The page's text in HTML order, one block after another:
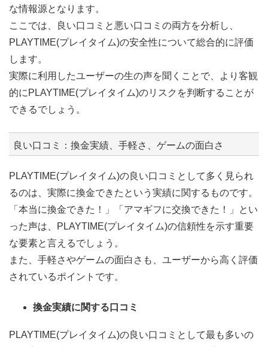
な情報源となります。
ここでは、良い口コミと悪い口コミの両方を分析し、
PLAYTIME(プレイタイム)の安全性について総合的に評価
します。
実際に利用したユーザーの生の声を聞くことで、より客観
的にPLAYTIME(プレイタイム)のリスクを判断することが
できるでしょう。
良い口コミ：換金実績、手軽さ、ゲームの面白さ
PLAYTIME(プレイタイム)の良い口コミとして多く見られ
るのは、実際に換金できたという実績に関するものです。
「本当に換金できた！」「アマギフに交換できた！」とい
った声は、PLAYTIME(プレイタイム)の信頼性を示す重要
な要素と言えるでしょう。
また、手軽さやゲームの面白さも、ユーザーから高く評価
されているポイントです。
換金実績に関する口コミ
PLAYTIME(プレイタイム)の良い口コミとして最も多いの